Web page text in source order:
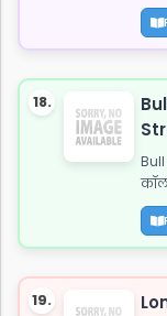
18.
19.